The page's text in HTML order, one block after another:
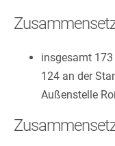
insgesamt
124 an der
Außenstelle